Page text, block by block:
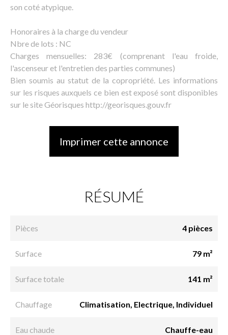
son coté atypique.
Honoraires à la charge du vendeur
Nbre de lots : NC
Charges mensuelles: 283€ (comprenant l'eau froide,
l'ascenseur et l'entretien des parties communes)
Bien soumis au statut de la copropriété. Les informations
sur les risques auxquels ce bien est exposé sont disponibles
sur le site Géorisques http://georisques.gouv.fr
Imprimer cette annonce
RÉSUMÉ
Pièces 4 pièces
Surface 79 m²
Surface totale 141 m²
Chauffage Climatisation, Electrique, Individuel
Eau chaude Chauffe-eau